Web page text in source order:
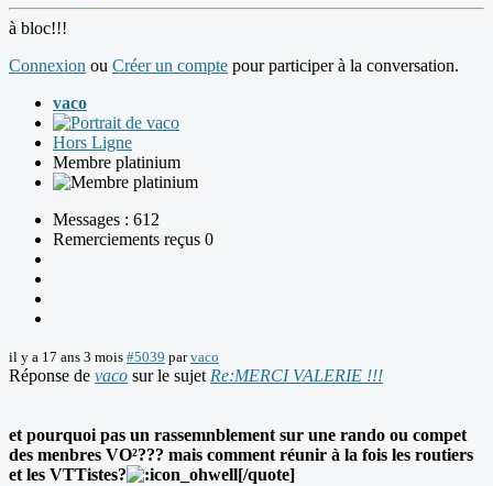
à bloc!!!
Connexion ou Créer un compte pour participer à la conversation.
vaco
Hors Ligne
Membre platinium
Messages : 612
Remerciements reçus 0
il y a 17 ans 3 mois #5039 parvaco
Réponse de vaco sur le sujet Re:MERCI VALERIE !!!
et pourquoi pas un rassemnblement sur une rando ou compet
des menbres VO²??? mais comment réunir à la fois les routiers
et les VTTistes?
[/quote]